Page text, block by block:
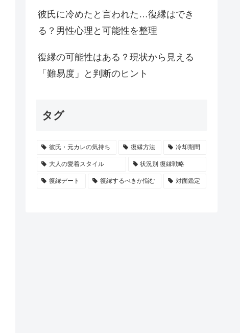
彼氏に冷めたと言われた…復縁はでき
る？男性心理と可能性を整理
復縁の可能性はある？現状から見える
「難易度」と判断のヒント
タグ
彼氏・元カレの気持ち 復縁方法 冷却期間
大人の愛着スタイル 状況別 復縁戦略
復縁デート 復縁するべきか悩む 対面鑑定